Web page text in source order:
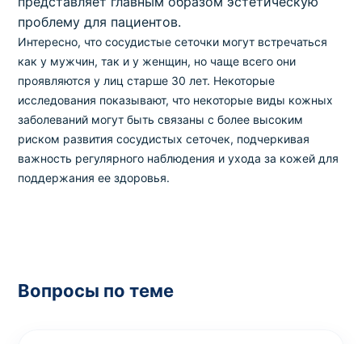
проблему для пациентов.
Интересно, что сосудистые сеточки могут встречаться
как у мужчин, так и у женщин, но чаще всего они
проявляются у лиц старше 30 лет. Некоторые
исследования показывают, что некоторые виды кожных
заболеваний могут быть связаны с более высоким
риском развития сосудистых сеточек, подчеркивая
важность регулярного наблюдения и ухода за кожей для
поддержания ее здоровья.
Вопросы по теме